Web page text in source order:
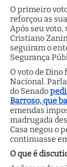
O primeiro
reforçou as
Após seu voto,
Cristiano
seguiram o
Segurança
O voto de
Nacional.
do Senado
Barroso, que
emendas
madrugada
Casa negou o
continuasse
O que é